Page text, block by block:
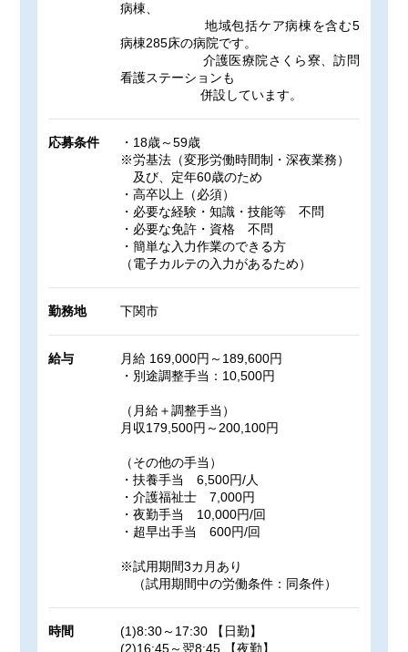
病棟、
地域包括ケア病棟を含む5
病棟285床の病院です。
介護医療院さくら寮、訪問
看護ステーションも
併設しています。
応募条件
・18歳～59歳
※労基法（変形労働時間制・深夜業務）
及び、定年60歳のため
・高卒以上（必須）
・必要な経験・知識・技能等 不問
・必要な免許・資格 不問
・簡単な入力作業のできる方
（電子カルテの入力があるため）
勤務地 下関市
給与
月給 169,000円～189,600円
・別途調整手当：10,500円
（月給＋調整手当）
月収179,500円～200,100円
（その他の手当）
・扶養手当 6,500円/人
・介護福祉士 7,000円
・夜勤手当 10,000円/回
・超早出手当 600円/回
※試用期間3カ月あり
（試用期間中の労働条件：同条件）
時間
(1)8:30～17:30 【日勤】
(2)16:45～翌8:45 【夜勤】